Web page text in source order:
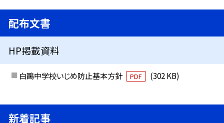
配布文書
HP掲載資料
白鷗中学校いじめ防止基本方針 PDF (302 KB)
新着記事